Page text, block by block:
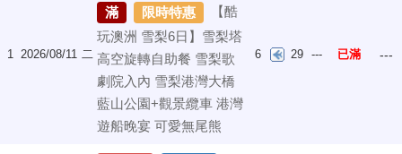
1 2026/08/11 二
滿
限時特惠
【酷
玩澳洲 雪梨6日】雪梨塔
高空旋轉自助餐 雪梨歌
劇院入內 雪梨港灣大橋
藍山公園+觀景纜車 港灣
遊船晚宴 可愛無尾熊
6 29 --- 已滿 ---